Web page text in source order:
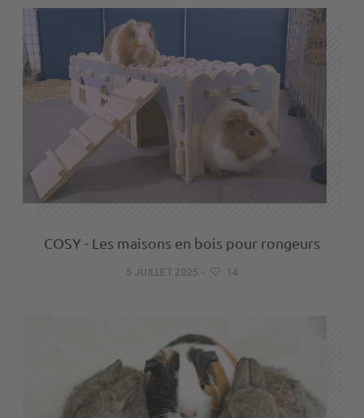
COSY - Les maisons en bois pour rongeurs
5 JUILLET 2025 - 14